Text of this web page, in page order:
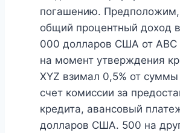
погашению. Предположим,
общий процентный доход
000 долларов США от ABC
на момент утверждения
XYZ взимал 0,5% от суммы
счет комиссии за
кредита, авансовый
долларов США. 500 на